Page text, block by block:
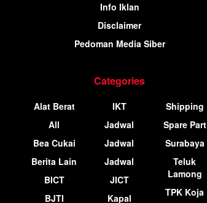
Info Iklan
Disclaimer
Pedoman Media Siber
Categories
Alat Berat
All
Bea Cukai
Berita Lain
BICT
BJTI
IKT
Jadwal
Jadwal
Jadwal
JICT
Kapal
Shipping
Spare Part
Surabaya
Teluk
Lamong
TPK Koja